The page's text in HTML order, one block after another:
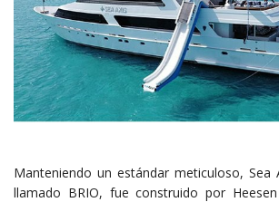
Manteniendo un estándar meticuloso, Sea
llamado BRIO, fue construido por